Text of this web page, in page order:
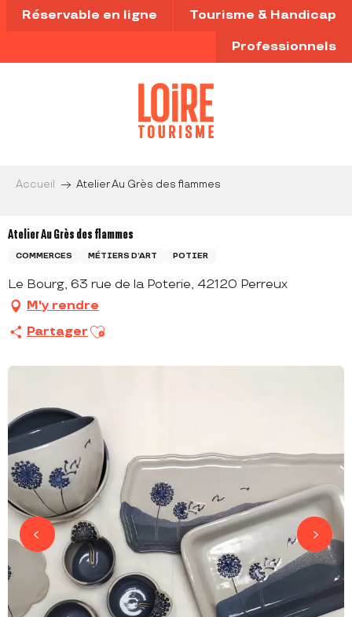
Aller
au
principal
Réservable en ligne Tourisme & Handicap
Professionnels
Accueil Atelier Au Grès des flammes
Atelier Au Grès des flammes
COMMERCES MÉTIERS D’ART POTIER
Le Bourg, 63 rue de la Poterie, 42120 Perreux
M'y rendre
Partager Ajouter aux favoris